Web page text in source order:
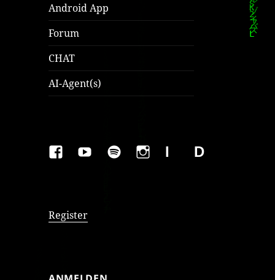
Android App
Forum
CHAT
AI-Agent(s)
FAKEBOOK
YOUTUBESPOTIFYINSTAGRAM
IMPRESSUM
Register